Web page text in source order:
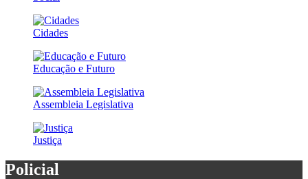
Cidades
Educação e Futuro
Assembleia Legislativa
Justiça
Policial